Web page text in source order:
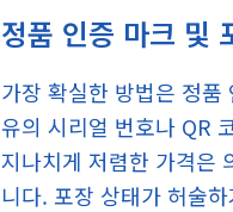
정품 인증 마크 및
가장 확실한 방법은 정
유의 시리얼 번호나 QR
지나치게 저렴한 가격은
니다. 포장 상태가 허술